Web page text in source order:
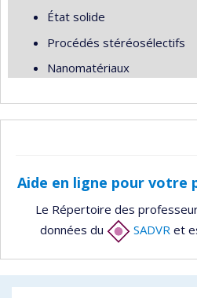
État solide
Procédés stéréosélectifs
Nanomatériaux
Aide en ligne pour votre
Le Répertoire des
données du
SADVR et